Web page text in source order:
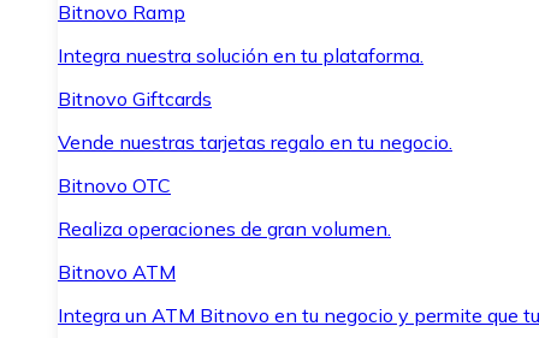
Bitnovo Ramp
Integra nuestra solución en tu plataforma.
Bitnovo Giftcards
Vende nuestras tarjetas regalo en tu negocio.
Bitnovo OTC
Realiza operaciones de gran volumen.
Bitnovo ATM
Integra un ATM Bitnovo en tu negocio y permite que